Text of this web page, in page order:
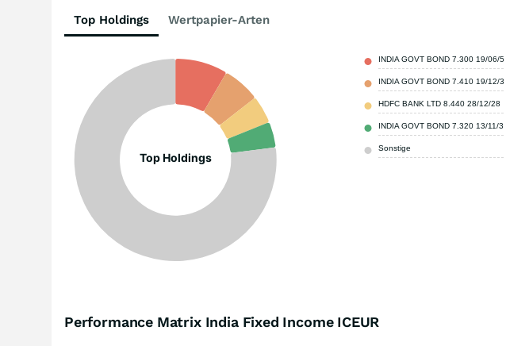
Top Holdings Wertpapier-Arten
Top Holdings
INDIA GOVT BOND 7.300 19/06/53
INDIA GOVT BOND 7.410 19/12/36
HDFC BANK LTD 8.440 28/12/28
INDIA GOVT BOND 7.320 13/11/30
Sonstige
Performance Matrix India Fixed Income ICEUR